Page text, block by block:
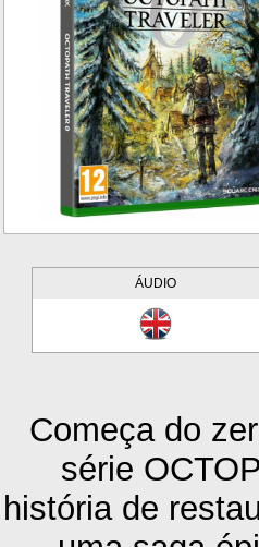
ÁUDIO
Começa do
série
história de